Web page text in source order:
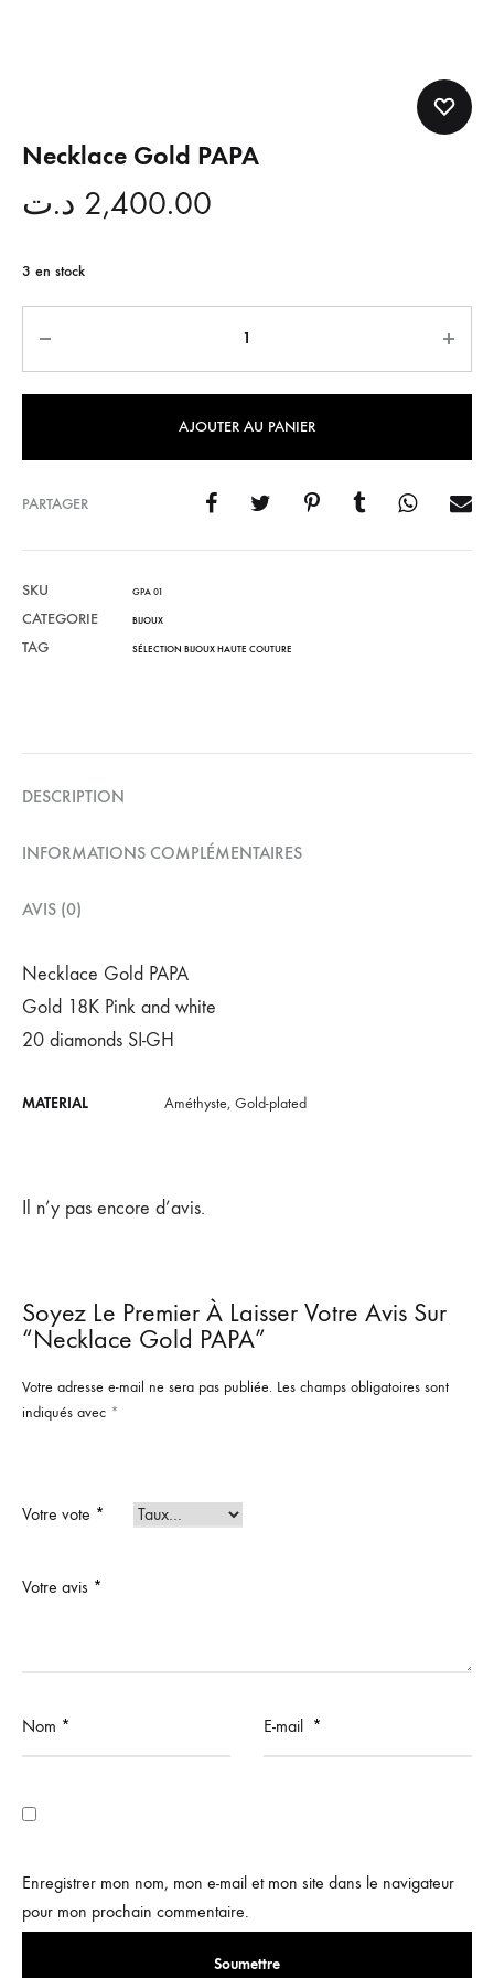
Necklace Gold PAPA
2,400.00 د.ت
3 en stock
AJOUTER AU PANIER
PARTAGER
SKU GPA 01
CATEGORIE BIJOUX
TAG SÉLECTION BIJOUX HAUTE COUTURE
DESCRIPTION
INFORMATIONS COMPLÉMENTAIRES
AVIS (0)
Necklace Gold PAPA
Gold 18K Pink and white
20 diamonds SI-GH
MATERIAL Améthyste, Gold-plated
Il n’y pas encore d’avis.
Soyez Le Premier À Laisser Votre Avis Sur
“Necklace Gold PAPA”
Votre adresse e-mail ne sera pas publiée. Les champs obligatoires sont
indiqués avec *
Votre vote *
Votre avis *
Nom * E-mail *
Enregistrer mon nom, mon e-mail et mon site dans le navigateur
pour mon prochain commentaire.